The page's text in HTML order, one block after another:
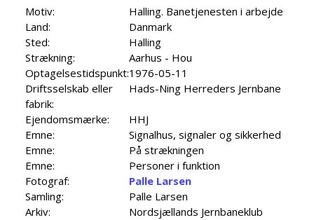
Motiv:
Halling. Banetjenesten i arbejde
Land:
Danmark
Sted:
Halling
Strækning:
Aarhus - Hou
Optagelsestidspunkt:1976-05-11
Driftsselskab eller
fabrik:
Hads-Ning Herreders Jernbane
Ejendomsmærke:
HHJ
Emne:
Signalhus, signaler og sikkerhed
Emne:
På strækningen
Emne:
Personer i funktion
Fotograf:
Palle Larsen
Samling:
Palle Larsen
Arkiv:
Nordsjællands Jernbaneklub